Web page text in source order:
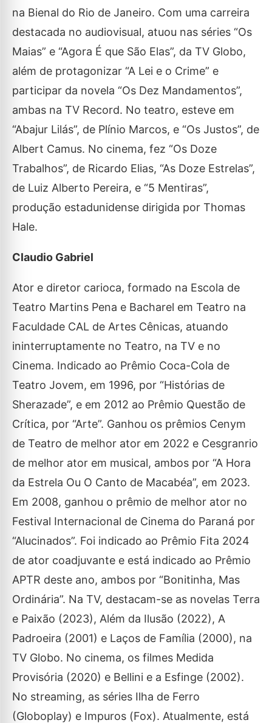
na Bienal do Rio de Janeiro. Com uma carreira
destacada no audiovisual, atuou nas séries “Os
Maias” e “Agora É que São Elas”, da TV Globo,
além de protagonizar “A Lei e o Crime” e
participar da novela “Os Dez Mandamentos”,
ambas na TV Record. No teatro, esteve em
“Abajur Lilás”, de Plínio Marcos, e “Os Justos”, de
Albert Camus. No cinema, fez “Os Doze
Trabalhos”, de Ricardo Elias, “As Doze Estrelas”,
de Luiz Alberto Pereira, e “5 Mentiras”,
produção estadunidense dirigida por Thomas
Hale.
Claudio Gabriel
Ator e diretor carioca, formado na Escola de
Teatro Martins Pena e Bacharel em Teatro na
Faculdade CAL de Artes Cênicas, atuando
ininterruptamente no Teatro, na TV e no
Cinema. Indicado ao Prêmio Coca-Cola de
Teatro Jovem, em 1996, por “Histórias de
Sherazade”, e em 2012 ao Prêmio Questão de
Crítica, por “Arte”. Ganhou os prêmios Cenym
de Teatro de melhor ator em 2022 e Cesgranrio
de melhor ator em musical, ambos por “A Hora
da Estrela Ou O Canto de Macabéa”, em 2023.
Em 2008, ganhou o prêmio de melhor ator no
Festival Internacional de Cinema do Paraná por
“Alucinados”. Foi indicado ao Prêmio Fita 2024
de ator coadjuvante e está indicado ao Prêmio
APTR deste ano, ambos por “Bonitinha, Mas
Ordinária”. Na TV, destacam-se as novelas Terra
e Paixão (2023), Além da Ilusão (2022), A
Padroeira (2001) e Laços de Família (2000), na
TV Globo. No cinema, os filmes Medida
Provisória (2020) e Bellini e a Esfinge (2002).
No streaming, as séries Ilha de Ferro
(Globoplay) e Impuros (Fox). Atualmente, está